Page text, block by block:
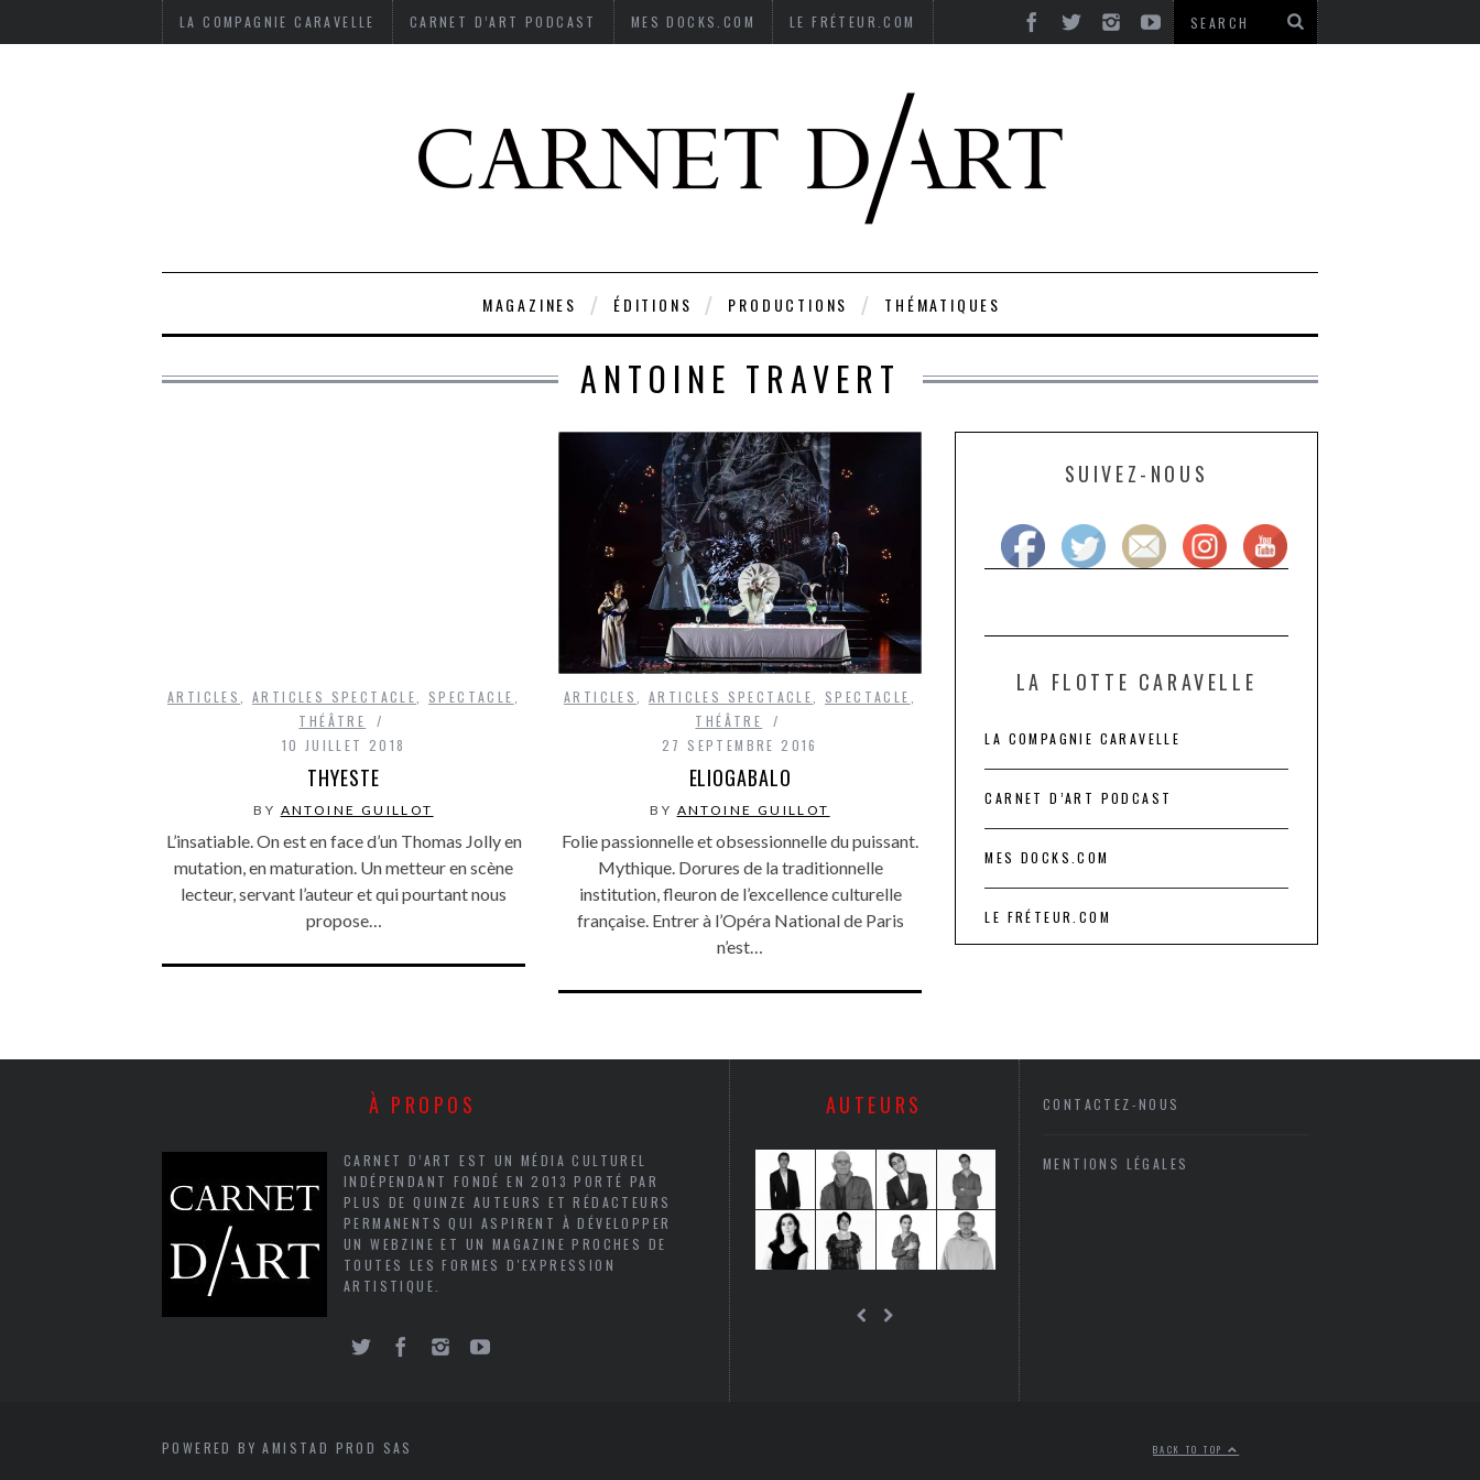
LA COMPAGNIE CARAVELLE CARNET D’ART PODCAST MES DOCKS.COM LE FRÉTEUR.COM
MAGAZINES ÉDITIONS PRODUCTIONS THÉMATIQUES
ANTOINE TRAVERT
ARTICLES ARTICLES SPECTACLE SPECTACLE
THÉÂTRE
10 JUILLET 2018
THYESTE
BY ANTOINE GUILLOT
L’insatiable. On est en face d’un Thomas Jolly en
mutation, en maturation. Un metteur en scène
lecteur, servant l’auteur et qui pourtant nous
propose…
ARTICLES ARTICLES SPECTACLE SPECTACLE
THÉÂTRE
27 SEPTEMBRE 2016
ELIOGABALO
BY ANTOINE GUILLOT
Folie passionnelle et obsessionnelle du puissant.
Mythique. Dorures de la traditionnelle
institution, fleuron de l’excellence culturelle
française. Entrer à l’Opéra National de Paris
n’est…
SUIVEZ-NOUS
LA FLOTTE CARAVELLE
LA COMPAGNIE CARAVELLE
CARNET D’ART PODCAST
MES DOCKS.COM
LE FRÉTEUR.COM
À PROPOS
CARNET D’ART EST UN MÉDIA CULTUREL
INDÉPENDANT FONDÉ EN 2013 PORTÉ PAR
PLUS DE QUINZE AUTEURS ET RÉDACTEURS
PERMANENTS QUI ASPIRENT À DÉVELOPPER
UN WEBZINE ET UN MAGAZINE PROCHES DE
TOUTES LES FORMES D'EXPRESSION
ARTISTIQUE.
AUTEURS CONTACTEZ-NOUS
MENTIONS LÉGALES
POWERED BY AMISTAD PROD SAS BACK TO TOP